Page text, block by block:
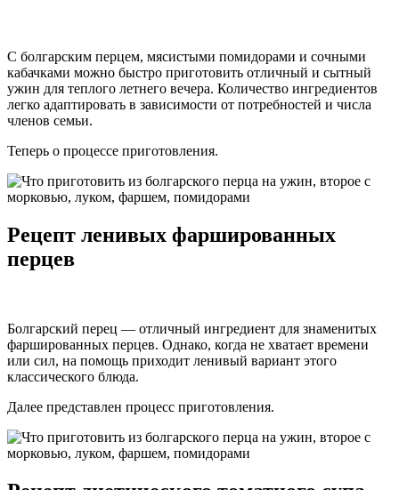
С болгарским перцем, мясистыми помидорами и сочными
кабачками можно быстро приготовить отличный и сытный
ужин для теплого летнего вечера. Количество ингредиентов
легко адаптировать в зависимости от потребностей и числа
членов семьи.
Теперь о процессе приготовления.
Рецепт ленивых фаршированных
перцев
Болгарский перец — отличный ингредиент для знаменитых
фаршированных перцев. Однако, когда не хватает времени
или сил, на помощь приходит ленивый вариант этого
классического блюда.
Далее представлен процесс приготовления.